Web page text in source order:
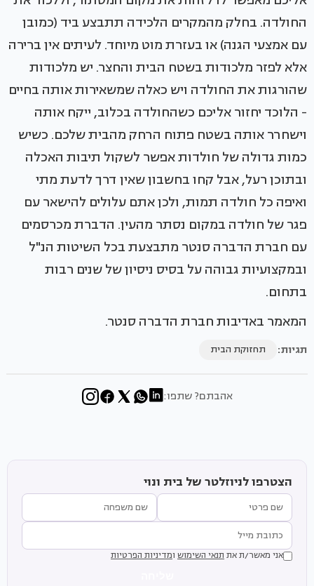
החולדה. בחלק מהמקרים הלכידה תתבצע ביד (כמובן
עם אמצעי הגנה) או בעזרת מוט מיוחד. לעיתים אין ברירה
אלא לפזר מלכודות בשטח הבית והחצר. יש מלכודות
שהורגות את החולדה ויש כאלה שמשאירות אותה בחיים
- הלוכד יחזור אליכם כשהחולדה בכלוב, ייקח אותה
וישחרר אותה בשטח פתוח הרחק מהבית שלכם. כשיש
כמות גדולה של חולדות אפשר לשקול תיבות האכלה
ובתוכן רעל, אבל קחו בחשבון שאין דרך לדעת מתי
ואיפה כל חולדה תמות, ולכן אתם עלולים להישאר עם
פגר של חולדה במקום נסתר מהעין. הדברת מכרסמים
עם חברת הדברה סנטר מתבצעת בכל השיטות הנ"ל
ובמקצועיות גבוהה על בסיס ניסיון של שנים רבות
בתחום.
המאמר באדיבות חברת הדברה סנטר.
תגיות: תחזוקת הבית
אהבתם? שתפו:
הצטרפו לניוזלטר של בית ונוי
אני מאשר/ת את תנאי השימוש ומדיניות הפרטיות